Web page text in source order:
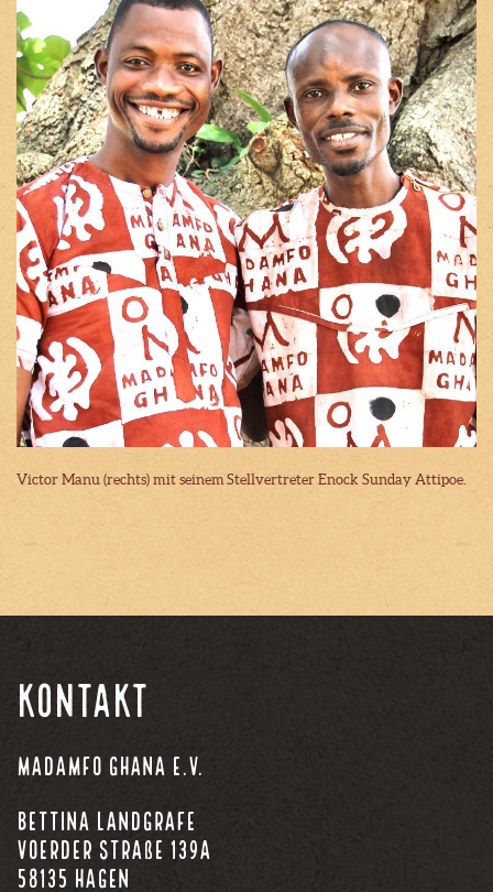
Victor Manu (rechts) mit seinem Stellvertreter Enock Sunday Attipoe.
Kontakt
Madamfo Ghana e.V.
Bettina Landgrafe
Voerder Straße 139a
58135 Hagen